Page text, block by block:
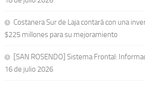
Costanera Sur de Laja contará con una
$225 millones para su mejoramiento
[SAN ROSENDO] Sistema Frontal:
16 de julio 2026